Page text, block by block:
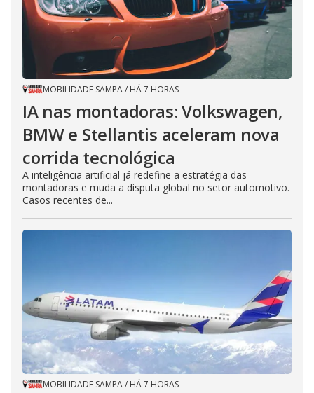
MOBILIDADE SAMPA/ HÁ 7 HORAS
IA nas montadoras: Volkswagen,
BMW e Stellantis aceleram nova
corrida tecnológica
A inteligência artificial já redefine a estratégia das
montadoras e muda a disputa global no setor automotivo.
Casos recentes de...
MOBILIDADE SAMPA/ HÁ 7 HORAS